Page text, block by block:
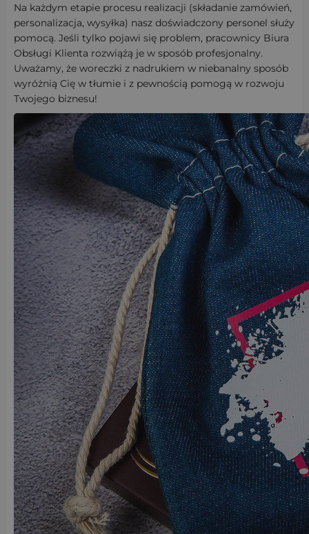
Na każdym etapie procesu realizacji (składanie zamówień,
personalizacja, wysyłka) nasz doświadczony personel służy
pomocą. Jeśli tylko pojawi się problem, pracownicy Biura
Obsługi Klienta rozwiążą je w sposób profesjonalny.
Uważamy, że woreczki z nadrukiem w niebanalny sposób
wyróżnią Cię w tłumie i z pewnością pomogą w rozwoju
Twojego biznesu!